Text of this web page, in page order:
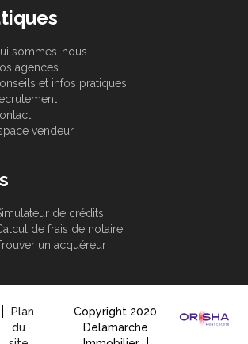
sommes-nous
agences
et infos pratiques
vendeur
de crédits
de frais de notaire
un acquéreur
Plan
du
Copyright 2020
Delamarche